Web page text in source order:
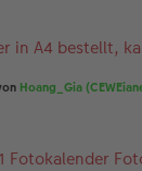
in A4 bestellt,
Hoang_Gia
Fotokalender